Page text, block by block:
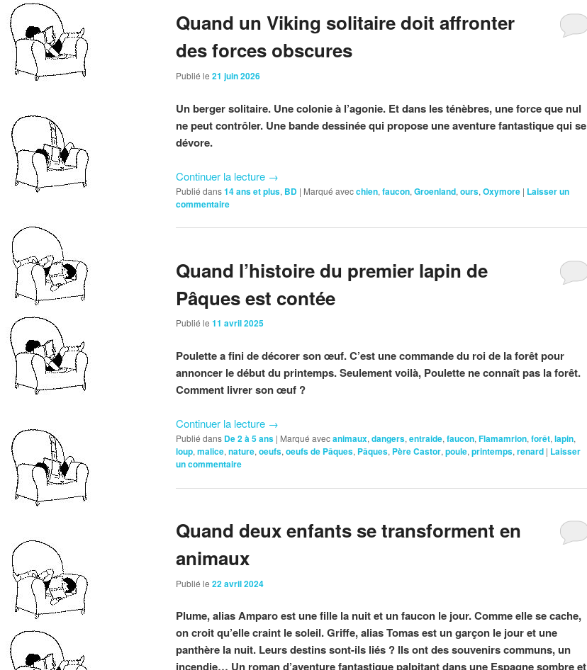
Quand un Viking solitaire doit affronter
des forces obscures
Publié le 21 juin 2026
Un berger solitaire. Une colonie à l’agonie. Et dans les ténèbres, une force que nul
ne peut contrôler. Une bande dessinée qui propose une aventure fantastique qui se
dévore.
Continuer la lecture →
Publié dans14 ans et plus, BD | Marqué avecchien, faucon, Groenland, ours, Oxymore | Laisser un
commentaire
Quand l’histoire du premier lapin de
Pâques est contée
Publié le 11 avril 2025
Poulette a fini de décorer son œuf. C’est une commande du roi de la forêt pour
annoncer le début du printemps. Seulement voilà, Poulette ne connaît pas la forêt.
Comment livrer son œuf ?
Continuer la lecture →
Publié dans De 2 à 5 ans | Marqué avecanimaux, dangers, entraide, faucon, Flamamrion, forêt, lapin,
loup, malice, nature, oeufs, oeufs de Pâques, Pâques, Père Castor, poule, printemps, renard | Laisser
un commentaire
Quand deux enfants se transforment en
animaux
Publié le 22 avril 2024
Plume, alias Amparo est une fille la nuit et un faucon le jour. Comme elle se cache,
on croit qu’elle craint le soleil. Griffe, alias Tomas est un garçon le jour et une
panthère la nuit. Leurs destins sont-ils liés ? Ils ont des souvenirs communs, un
incendie… Un roman d’aventure fantastique palpitant dans une Espagne sombre et